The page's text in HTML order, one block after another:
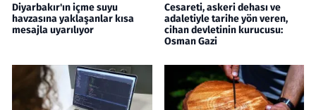
Diyarbakır'ın içme suyu
havzasına yaklaşanlar kısa
mesajla uyarılıyor
Cesareti, askeri dehası ve
adaletiyle tarihe yön veren,
cihan devletinin kurucusu:
Osman Gazi